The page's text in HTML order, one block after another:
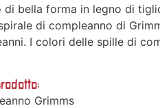
di bella forma in legno di
di compleanno di
I colori delle spille di
Grimms